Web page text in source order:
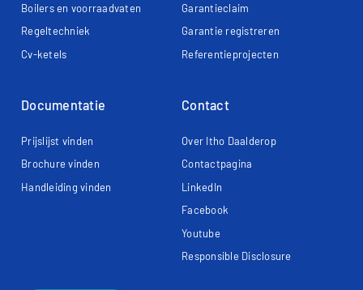
Boilers en voorraadvaten
Regeltechniek
Cv-ketels
Garantieclaim
Garantie registreren
Referentieprojecten
Documentatie
Prijslijst vinden
Brochure vinden
Handleiding vinden
Contact
Over Itho Daalderop
Contactpagina
LinkedIn
Facebook
Youtube
Responsible Disclosure